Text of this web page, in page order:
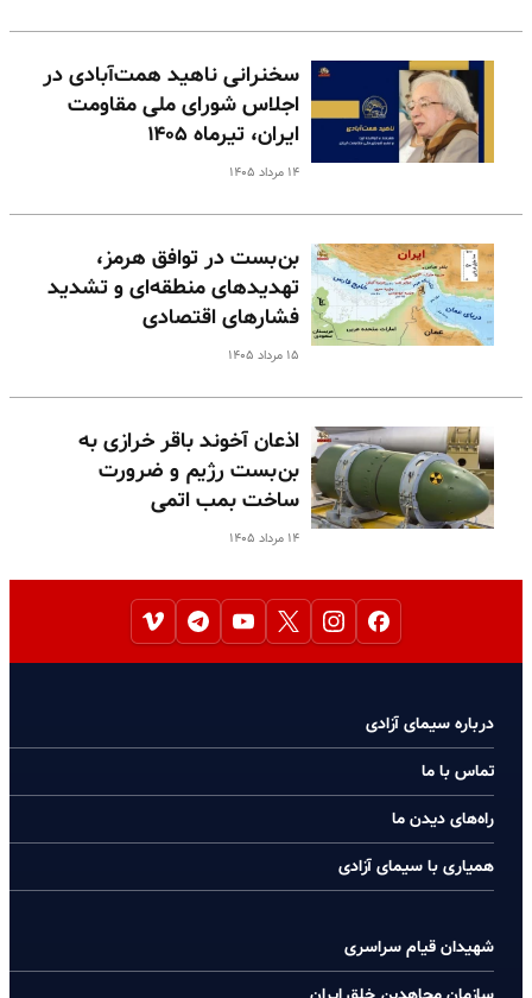
سخنرانی ناهید همت‌آبادی در
اجلاس شورای ملی مقاومت
ایران، تیرماه ۱۴۰۵
۱۴ مرداد ۱۴۰۵
بن‌بست در توافق هرمز،
تهدیدهای منطقه‌ای و تشدید
فشارهای اقتصادی
۱۵ مرداد ۱۴۰۵
اذعان آخوند باقر خرازی به
بن‌بست رژیم و ضرورت
ساخت بمب اتمی
۱۴ مرداد ۱۴۰۵
درباره سیمای آزادی
تماس با ما
راه‌های دیدن ما
همیاری با سیمای آزادی
شهیدان قیام سراسری